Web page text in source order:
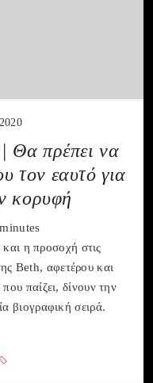
Θα πρέπει να
τον εαυτό για
κορυφή
minutes
η προσοχή στις
Beth, αφετέρου και
παίζει, δίνουν την
βιογραφική σειρά.